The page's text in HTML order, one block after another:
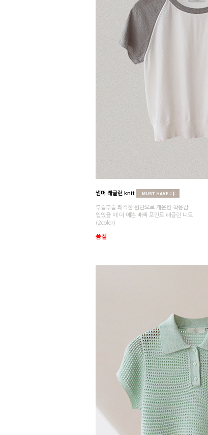
썸머 래글런 knit
부슬부슬 쾌적한 원단으로 개운한 착용감
입었을 때 더 예쁜 배색 포인트 래글런 니트
(2color)
품절